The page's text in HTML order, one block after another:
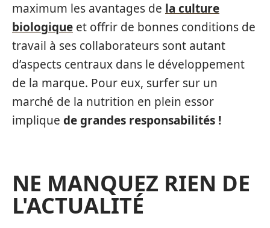
maximum les avantages de la culture
biologique et offrir de bonnes conditions de
travail à ses collaborateurs sont autant
d’aspects centraux dans le développement
de la marque. Pour eux, surfer sur un
marché de la nutrition en plein essor
implique de grandes responsabilités !
NE MANQUEZ RIEN DE
L'ACTUALITÉ